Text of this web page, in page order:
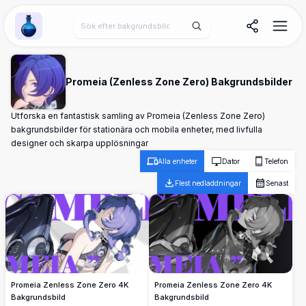
Wallpaper Alchemy
Promeia (Zenless Zone Zero) Bakgrundsbilder
Utforska en fantastisk samling av Promeia (Zenless Zone Zero)
bakgrundsbilder för stationära och mobila enheter, med livfulla
designer och skarpa upplösningar
Alla enheter Dator Telefon
Flest nedladdningar Senast
Promeia Zenless Zone Zero 4K
Bakgrundsbild
Promeia Zenless Zone Zero 4K
Bakgrundsbild